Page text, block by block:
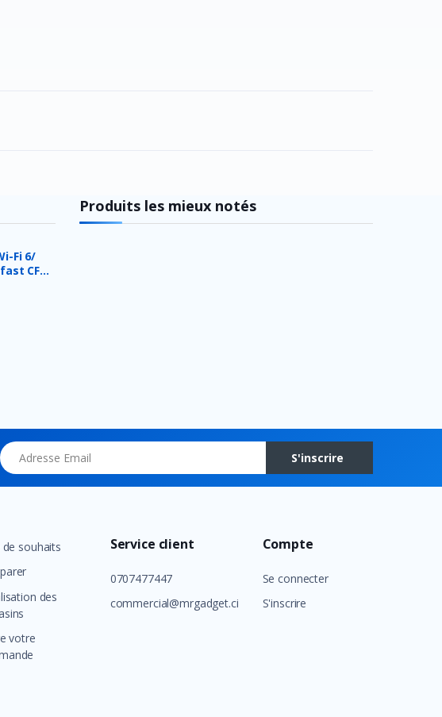
Fi 6/
Comfast CF...
Produits les mieux notés
Adresse Email
S'inscrire
de souhaits
des
votre
Service client
0707477447
commercial@mrgadget.ci
Compte
Se connecter
S'inscrire